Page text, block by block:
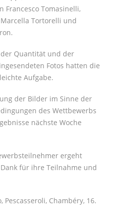
Francesco Tomasinelli,
Tortorelli und
Quantität und der
Fotos hatten die
Aufgabe.
der Bilder im Sinne der
des Wettbewerbs
nächste Woche
ergeht
für ihre Teilnahme und
Pescasseroli, Chambéry, 16.